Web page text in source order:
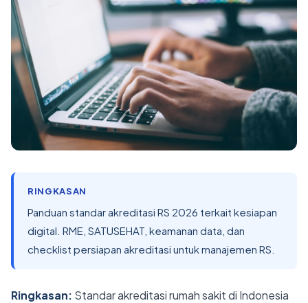
RINGKASAN
Panduan standar akreditasi RS 2026 terkait kesiapan
digital. RME, SATUSEHAT, keamanan data, dan
checklist persiapan akreditasi untuk manajemen RS.
Ringkasan: Standar akreditasi rumah sakit di Indonesia